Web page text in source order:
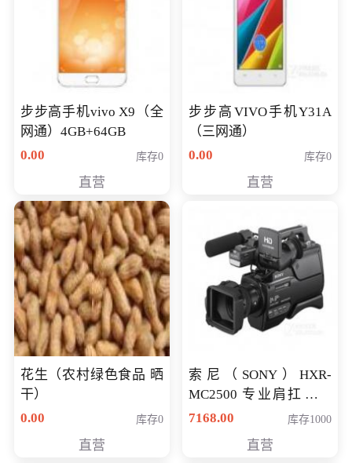
步步高手机vivo X9（全
网通）4GB+64GB
0.00
库存0
直营
步步高VIVO手机Y31A
（三网通）
0.00
库存0
直营
花生（农村绿色食品 晒
干）
0.00
库存0
直营
索尼（SONY）HXR-
MC2500 专业肩扛式存
储卡全高清摄录一体机
清入门级摄像机
7168.00 库存1000
直营